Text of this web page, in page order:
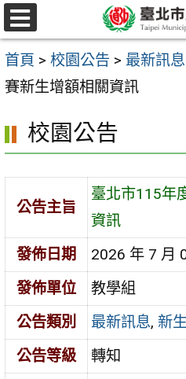
跳
至
主
要
容
區
選
單
首頁 > 校園公告 > 最新訊息
賽新生增額相關資訊
校園公告
公告主旨
臺北市115年
資訊
發佈日期
2026 年 7 月
發佈單位
教學組
公告類別
最新訊息,新
公告等級
轉知